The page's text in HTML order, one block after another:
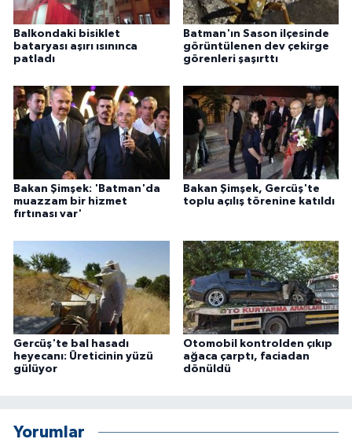
Balkondaki bisiklet
bataryası aşırı ısınınca
patladı
Batman'ın Sason ilçesinde
görüntülenen dev çekirge
görenleri şaşırttı
Bakan Şimşek: 'Batman'da
muazzam bir hizmet
fırtınası var'
Bakan Şimşek, Gercüş'te
toplu açılış törenine katıldı
Gercüş'te bal hasadı
heyecanı: Üreticinin yüzü
gülüyor
Otomobil kontrolden çıkıp
ağaca çarptı, faciadan
dönüldü
Yorumlar